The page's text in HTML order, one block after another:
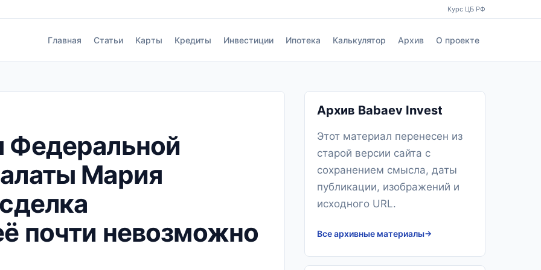
Курс ЦБ РФ
Главная Статьи Карты Кредиты Инвестиции Ипотека Калькулятор Архив О проекте
Федеральной
Мария
почти невозможно
Архив Babaev Invest
Этот материал перенесен из
старой версии сайта с
сохранением смысла, даты
публикации, изображений и
исходного URL.
Все архивные материалы